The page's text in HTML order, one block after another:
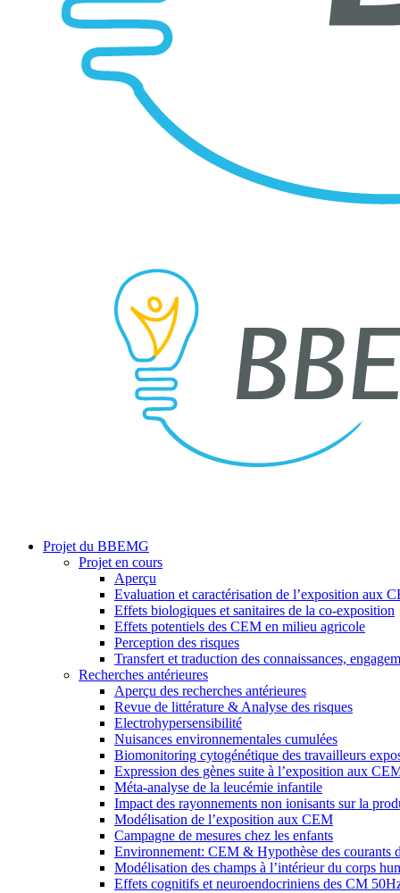
search
Menu
Projet du BBEMG
Projet en cours
Aperçu
Evaluation et caractérisation de l’exposition aux
Effets biologiques et sanitaires de la co-exposition
Effets potentiels des CEM en milieu agricole
Perception des risques
Transfert et traduction des connaissances,
Recherches antérieures
Aperçu des recherches antérieures
Revue de littérature & Analyse des risques
Electrohypersensibilité
Nuisances environnementales cumulées
Biomonitoring cytogénétique des travailleurs
Expression des gènes suite à l’exposition aux
Méta-analyse de la leucémie infantile
Impact des rayonnements non ionisants sur la
Modélisation de l’exposition aux CEM
Campagne de mesures chez les enfants
Environnement: CEM & Hypothèse des courants
Modélisation des champs à l’intérieur du corps
Effets cognitifs et neuroendocriniens des CM